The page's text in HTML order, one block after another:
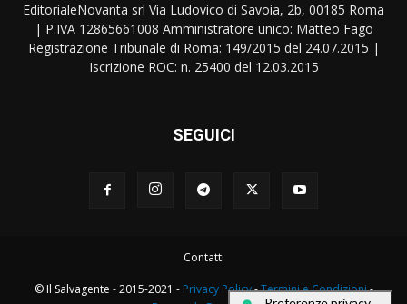
EditorialeNovanta srl Via Ludovico di Savoia, 2b, 00185 Roma
| P.IVA 12865661008 Amministratore unico: Matteo Fago
Registrazione Tribunale di Roma: 149/2015 del 24.07.2015 |
Iscrizione ROC: n. 25400 del 12.03.2015
SEGUICI
Contatti
© Il Salvagente - 2015-2021 - Privacy Policy-Termini e Condizioni-